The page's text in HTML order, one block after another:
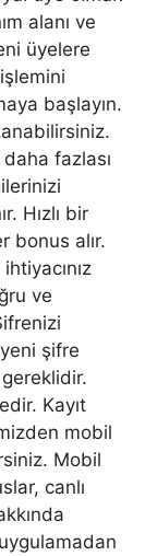
alanı ve
üyelere
başlayın.
fazlası
Hızlı bir
bonus alır.
ve
şifre
Kayıt
mobil
Mobil
canlı